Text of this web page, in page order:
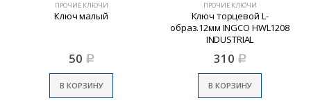
ПРОЧИЕ КЛЮЧИ
Ключ малый
50 Р
В КОРЗИНУ
ПРОЧИЕ КЛЮЧИ
Ключ торцевой L-
образ.12мм INGCO HWL1208
INDUSTRIAL
310 Р
В КОРЗИНУ